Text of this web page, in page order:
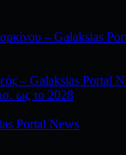
– Galaksias
– Galaksias Portal
ως το 2028
Portal News